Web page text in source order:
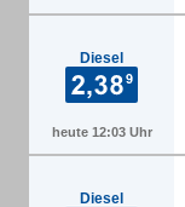
Diesel
heute 12:03 Uhr
Diesel